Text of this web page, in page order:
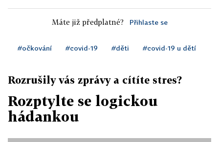
Máte již předplatné? Přihlaste se
#očkování #covid-19 #děti #covid-19 u dětí
Rozrušily vás zprávy a cítíte stres?
Rozptylte se logickou
hádankou